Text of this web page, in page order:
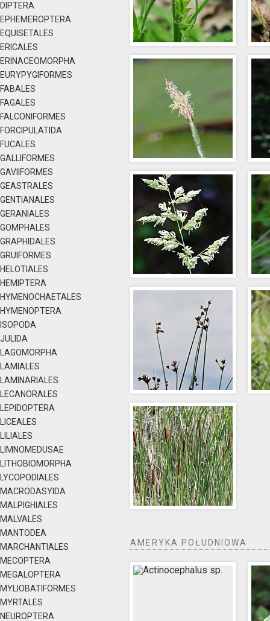
DIPTERA
EPHEMEROPTERA
EQUISETALES
ERICALES
ERINACEOMORPHA
EURYPYGIFORMES
FABALES
FAGALES
FALCONIFORMES
FORCIPULATIDA
FUCALES
GALLIFORMES
GAVIIFORMES
GEASTRALES
GENTIANALES
GERANIALES
GOMPHALES
GRAPHIDALES
GRUIFORMES
HELOTIALES
HEMIPTERA
HYMENOCHAETALES
HYMENOPTERA
ISOPODA
JULIDA
LAGOMORPHA
LAMIALES
LAMINARIALES
LECANORALES
LEPIDOPTERA
LICEALES
LILIALES
LIMNOMEDUSAE
LITHOBIOMORPHA
LYCOPODIALES
MACRODASYIDA
MALPIGHIALES
MALVALES
MANTODEA
MARCHANTIALES
MECOPTERA
MEGALOPTERA
MYLIOBATIFORMES
MYRTALES
NEUROPTERA
AMERYKA POŁUDNIOWA